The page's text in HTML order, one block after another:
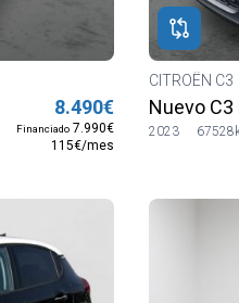
8.490€
Financiado 7.990€
115€/mes
CITROËN C3
Nuevo C3
2023